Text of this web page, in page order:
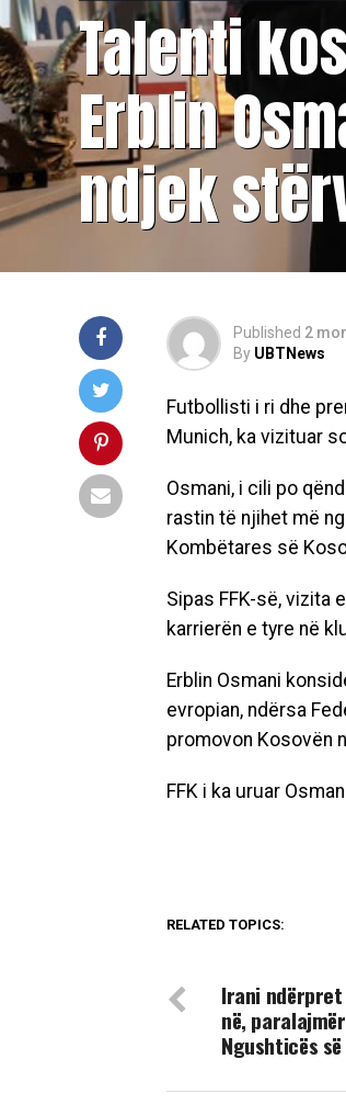
Talenti
Erblin
ndjek
Published 2
By UBTNews
Futbollisti i ri dhe
Munich, ka vizituar
Osmani, i cili po
rastin të njihet më
Kombëtares së
Sipas FFK-së, vizita
karrierën e tyre në
Erblin Osmani
evropian, ndërsa
promovon Kosovën
FFK i ka uruar
RELATED TOPICS:
Irani
në,
Ngushticës